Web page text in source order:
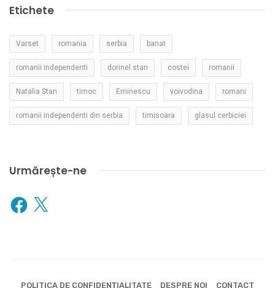
Etichete
Varset romania serbia banat
romanii independenti dorinel stan costei romanii
Natalia Stan timoc Eminescu voivodina romani
romanii independenti din serbia timisoara glasul cerbiciei
Urmărește-ne
Facebook
X
POLITICA DE CONFIDENȚIALITATE DESPRE NOI CONTACT